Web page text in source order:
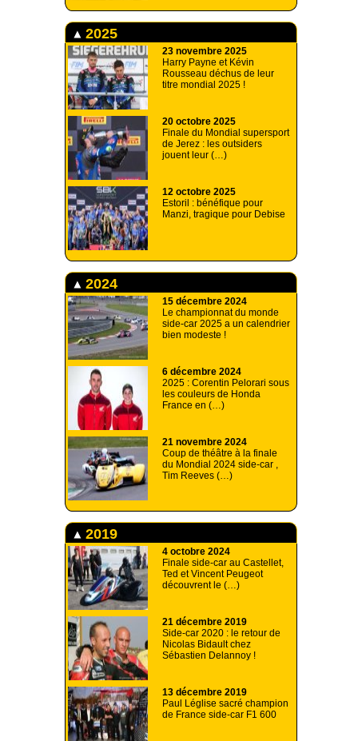
2025
23 novembre 2025
Harry Payne et Kévin
Rousseau déchus de leur
titre mondial 2025 !
20 octobre 2025
Finale du Mondial supersport
de Jerez : les outsiders
jouent leur (…)
12 octobre 2025
Estoril : bénéfique pour
Manzi, tragique pour Debise
2024
15 décembre 2024
Le championnat du monde
side-car 2025 a un calendrier
bien modeste !
6 décembre 2024
2025 : Corentin Pelorari sous
les couleurs de Honda
France en (…)
21 novembre 2024
Coup de théâtre à la finale
du Mondial 2024 side-car ,
Tim Reeves (…)
2019
4 octobre 2024
Finale side-car au Castellet,
Ted et Vincent Peugeot
découvrent le (…)
21 décembre 2019
Side-car 2020 : le retour de
Nicolas Bidault chez
Sébastien Delannoy !
13 décembre 2019
Paul Léglise sacré champion
de France side-car F1 600